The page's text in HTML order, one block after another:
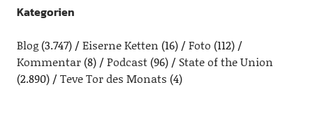
Kategorien
Blog(3.747) Eiserne Ketten (16) Foto (112)
Kommentar(8) Podcast(96)
State of the Union
(2.890)
Teve Tor des Monats (4)